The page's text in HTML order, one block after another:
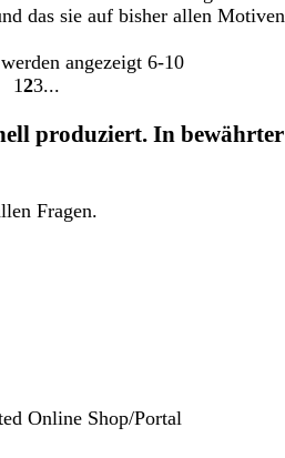
das sie auf bisher allen Motiven
angezeigt 6-10
Gehe
Seite
1 Gehe
Seite
2Gehe
Seite
3
produziert. In bewährter
Fragen.
Online Shop/Portal